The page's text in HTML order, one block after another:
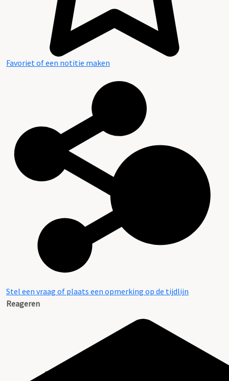
Favoriet of een notitie maken
Stel een vraag of plaats een opmerking op de tijdlijn
Reageren